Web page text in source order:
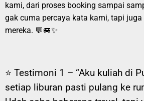
kami, dari proses booking sampai
gak cuma percaya kata kami, tapi
mereka. 💬🚐✨
⭐ Testimoni 1 – “Aku kuliah di
setiap liburan pasti pulang ke